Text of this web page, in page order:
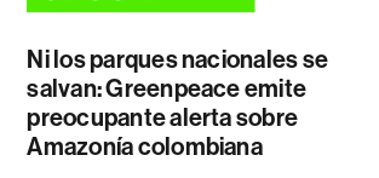
Ni los parques nacionales se
salvan: Greenpeace emite
preocupante alerta sobre
Amazonía colombiana